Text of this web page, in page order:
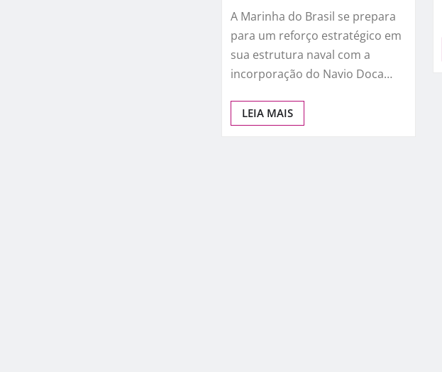
A Marinha do Brasil se prepara
para um reforço estratégico em
sua estrutura naval com a
incorporação do Navio Doca…
LEIA MAIS